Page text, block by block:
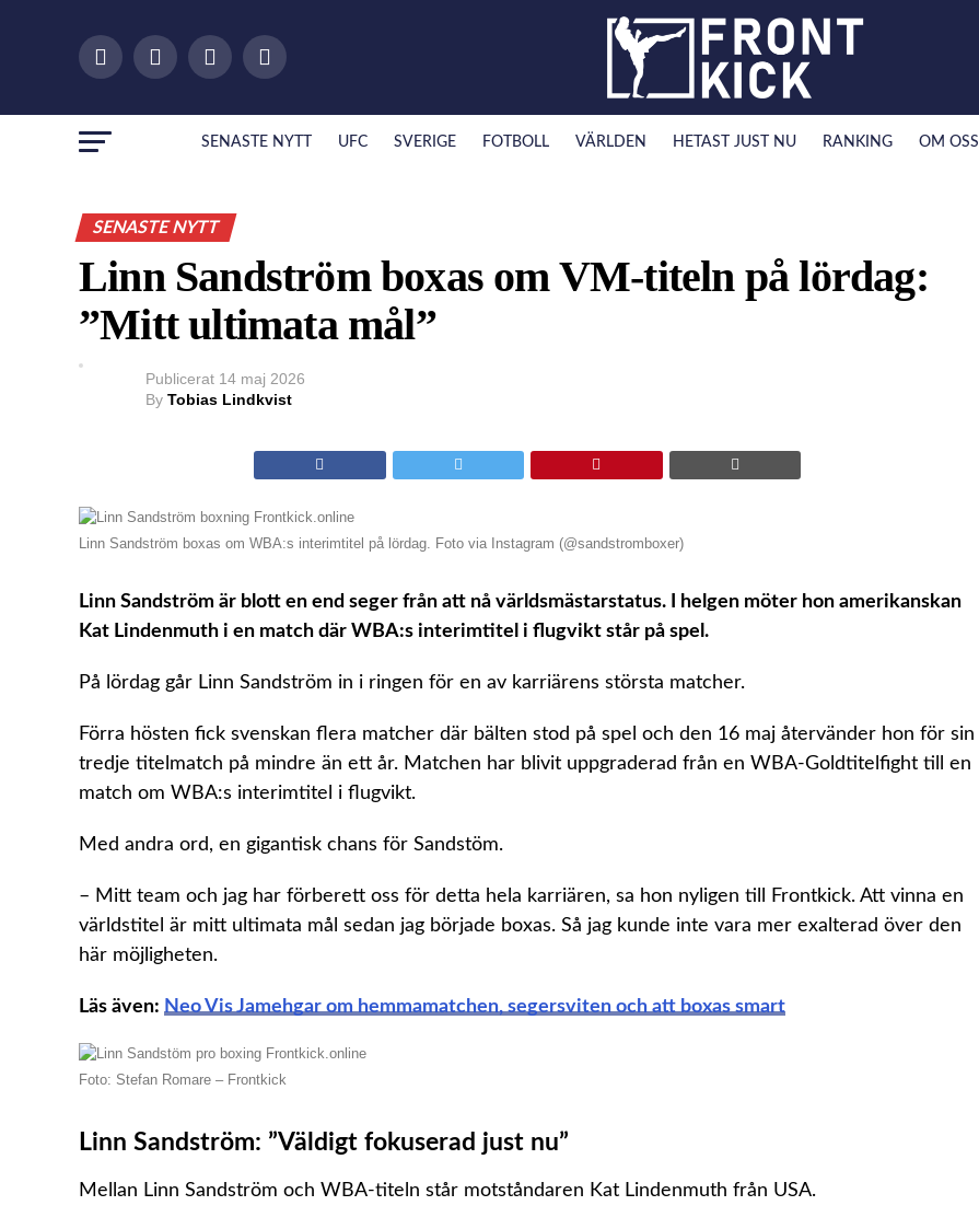
SENASTE NYTT UFC SVERIGE FOTBOLL VÄRLDEN HETAST JUST NU RANKING OM OSS
SENASTE NYTT
Linn Sandström boxas om VM-titeln på lördag:
”Mitt ultimata mål”
Publicerat 14 maj 2026
By Tobias Lindkvist
Linn Sandström boxas om WBA:s interimtitel på lördag. Foto via Instagram (@sandstromboxer)
Linn Sandström är blott en end seger från att nå världsmästarstatus. I helgen möter hon amerikanskan
Kat Lindenmuth i en match där WBA:s interimtitel i flugvikt står på spel.
På lördag går Linn Sandström in i ringen för en av karriärens största matcher.
Förra hösten fick svenskan flera matcher där bälten stod på spel och den 16 maj återvänder hon för sin
tredje titelmatch på mindre än ett år. Matchen har blivit uppgraderad från en WBA-Goldtitelfight till en
match om WBA:s interimtitel i flugvikt.
Med andra ord, en gigantisk chans för Sandstöm.
– Mitt team och jag har förberett oss för detta hela karriären, sa hon nyligen till Frontkick. Att vinna en
världstitel är mitt ultimata mål sedan jag började boxas. Så jag kunde inte vara mer exalterad över den
här möjligheten.
Läs även: Neo Vis Jamehgar om hemmamatchen, segersviten och att boxas smart
Foto: Stefan Romare – Frontkick
Linn Sandström: ”Väldigt fokuserad just nu”
Mellan Linn Sandström och WBA-titeln står motståndaren Kat Lindenmuth från USA.